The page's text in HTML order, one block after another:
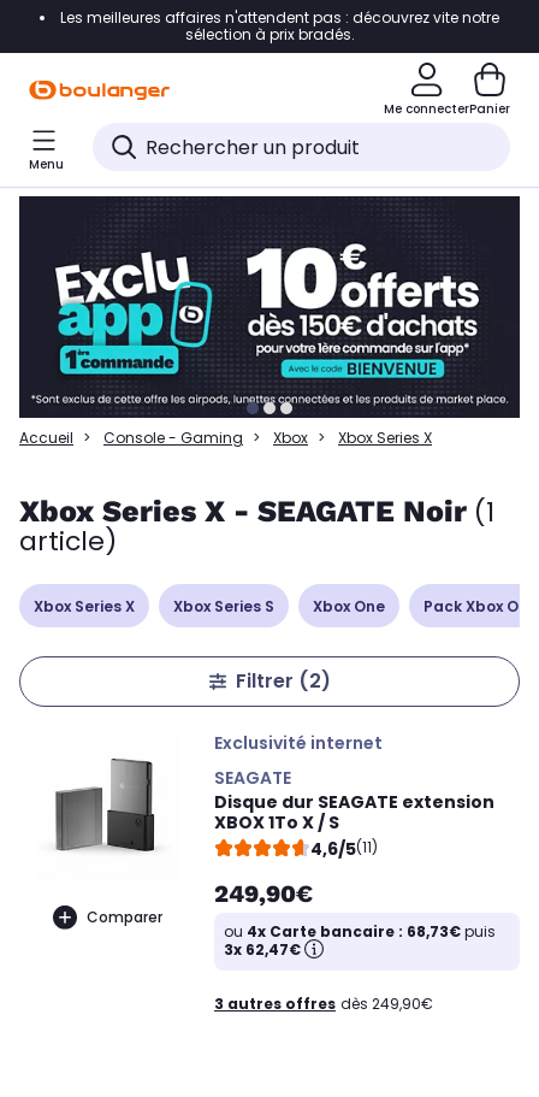
Accéder directement à la navigation
Accéder directement à la liste des produits
Accéder directement au contenu
Accéder directement au pied de page
Accéder directement au chatbot
Les meilleures affaires n'attendent pas : découvrez vite notre
sélection à prix bradés.
Me connecterPanier
Menu
Accueil Console - Gaming Xbox Xbox Series X
Xbox Series X - SEAGATE Noir (1
article)
Xbox Series X Xbox Series S Xbox One Pack Xbox One
Filtrer (2)
Comparer
Exclusivité internet
SEAGATE
Disque dur SEAGATE extension
XBOX 1To X / S
4,6/5(11)
249,90€
ou 4x Carte bancaire : 68,73€puis
3x 62,47€
3 autres offres dès 249,90€